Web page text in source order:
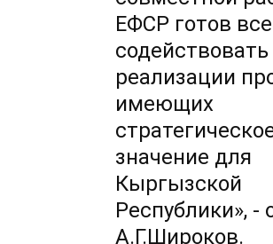
ЕФСР готов
содействовать
реализации
имеющих
значение для
Кыргызской
Республики», -
А.Г.Широков.